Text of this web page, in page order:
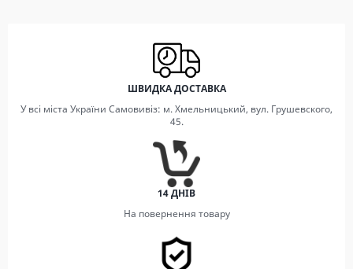
ШВИДКА ДОСТАВКА
У всі міста України Самовивіз: м. Хмельницький, вул. Грушевского,
45.
14 ДНІВ
На повернення товару